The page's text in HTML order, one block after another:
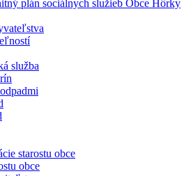
plán sociálnych služieb Obce Hôrky
služba
starostu obce
obce